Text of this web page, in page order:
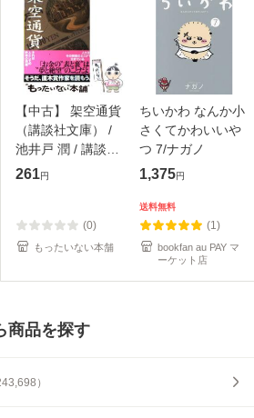
【中古】 架空通貨
（講談社文庫） /
池井戸 潤 / 講談社
[文庫]【メール便送
261円
(0)
もったいない本舗
ちいかわ なんか小
さくてかわいいや
つ 7/ナガノ
1,375円
送料無料
(1)
bookfan au PAY マ
ーケット店
商品を探す
）